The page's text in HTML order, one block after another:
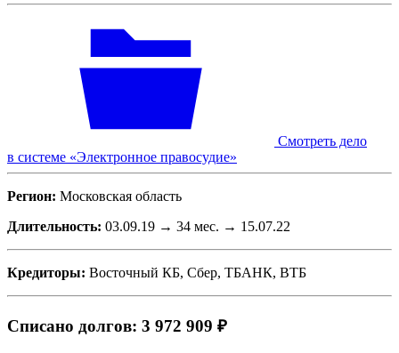
Смотреть дело
в системе «Электронное правосудие»
Регион: Московская область
Длительность: 03.09.19 → 34 мес. → 15.07.22
Кредиторы: Восточный КБ, Сбер, ТБАНК, ВТБ
Списано долгов: 3 972 909 ₽